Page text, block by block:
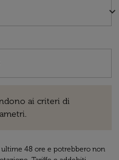
keyboard_arrow_down
ai criteri di
48 ore e potrebbero non